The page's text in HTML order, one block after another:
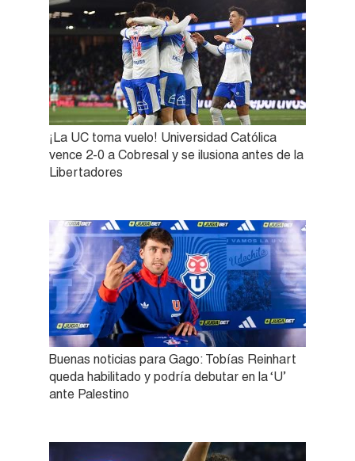
¡La UC toma vuelo! Universidad Católica
vence 2-0 a Cobresal y se ilusiona antes de la
Libertadores
Buenas noticias para Gago: Tobías Reinhart
queda habilitado y podría debutar en la ‘U’
ante Palestino